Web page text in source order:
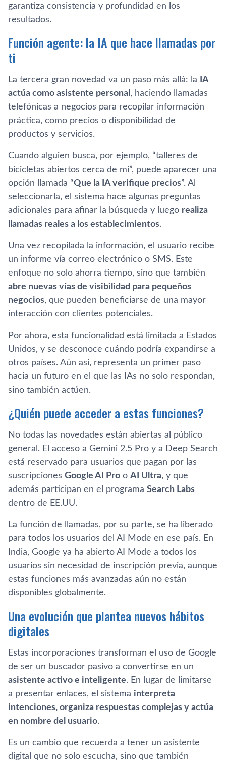
garantiza consistencia y profundidad en los
resultados.
Función agente: la IA que hace llamadas por
ti
La tercera gran novedad va un paso más allá: la
IA
actúa como asistente personal , haciendo llamadas
telefónicas a negocios para recopilar información
práctica, como precios o disponibilidad de
productos y servicios.
Cuando alguien busca, por ejemplo, “talleres de
bicicletas abiertos cerca de mí”, puede aparecer una
opción llamada “Que la IA verifique precios”. Al
seleccionarla, el sistema hace algunas preguntas
adicionales para afinar la búsqueda y luego realiza
llamadas reales a los establecimientos.
Una vez recopilada la información, el usuario recibe
un informe vía correo electrónico o SMS. Este
enfoque no solo ahorra tiempo, sino que también
abre nuevas vías de visibilidad para pequeños
negocios, que pueden beneficiarse de una mayor
interacción con clientes potenciales.
Por ahora, esta funcionalidad está limitada a Estados
Unidos, y se desconoce cuándo podría expandirse a
otros países. Aún así, representa un primer paso
hacia un futuro en el que las IAs no solo respondan,
sino también actúen.
¿Quién puede acceder a estas funciones?
No todas las novedades están abiertas al público
general. El acceso a Gemini 2.5 Pro y a Deep Search
está reservado para usuarios que pagan por las
suscripciones Google AI Pro o AI Ultra, y que
además participan en el programa Search Labs
dentro de EE.UU.
La función de llamadas, por su parte, se ha liberado
para todos los usuarios del AI Mode en ese país. En
India, Google ya ha abierto AI Mode a todos los
usuarios sin necesidad de inscripción previa, aunque
estas funciones más avanzadas aún no están
disponibles globalmente.
Una evolución que plantea nuevos hábitos
digitales
Estas incorporaciones transforman el uso de Google
de ser un buscador pasivo a convertirse en un
asistente activo e inteligente. En lugar de limitarse
a presentar enlaces, el sistema interpreta
intenciones, organiza respuestas complejas y actúa
en nombre del usuario.
Es un cambio que recuerda a tener un asistente
digital que no solo escucha, sino que también